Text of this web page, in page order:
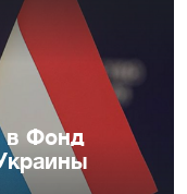
в Фонд